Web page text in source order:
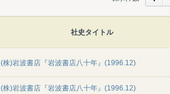
社史タイトル
(株)岩波書店『岩波書店八十年』(1996.12)
(株)岩波書店『岩波書店八十年』(1996.12)